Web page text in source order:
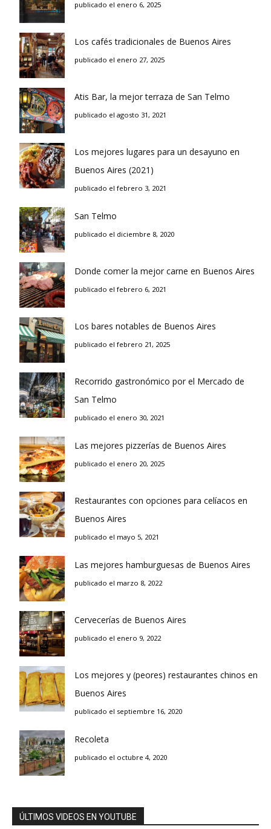
publicado el enero 6, 2025
Los cafés tradicionales de Buenos Aires
publicado el enero 27, 2025
Atis Bar, la mejor terraza de San Telmo
publicado el agosto 31, 2021
Los mejores lugares para un desayuno en
Buenos Aires (2021)
publicado el febrero 3, 2021
San Telmo
publicado el diciembre 8, 2020
Donde comer la mejor carne en Buenos Aires
publicado el febrero 6, 2021
Los bares notables de Buenos Aires
publicado el febrero 21, 2025
Recorrido gastronómico por el Mercado de
San Telmo
publicado el enero 30, 2021
Las mejores pizzerías de Buenos Aires
publicado el enero 20, 2025
Restaurantes con opciones para celíacos en
Buenos Aires
publicado el mayo 5, 2021
Las mejores hamburguesas de Buenos Aires
publicado el marzo 8, 2022
Cervecerías de Buenos Aires
publicado el enero 9, 2022
Los mejores y (peores) restaurantes chinos en
Buenos Aires
publicado el septiembre 16, 2020
Recoleta
publicado el octubre 4, 2020
ÚLTIMOS VIDEOS EN YOUTUBE